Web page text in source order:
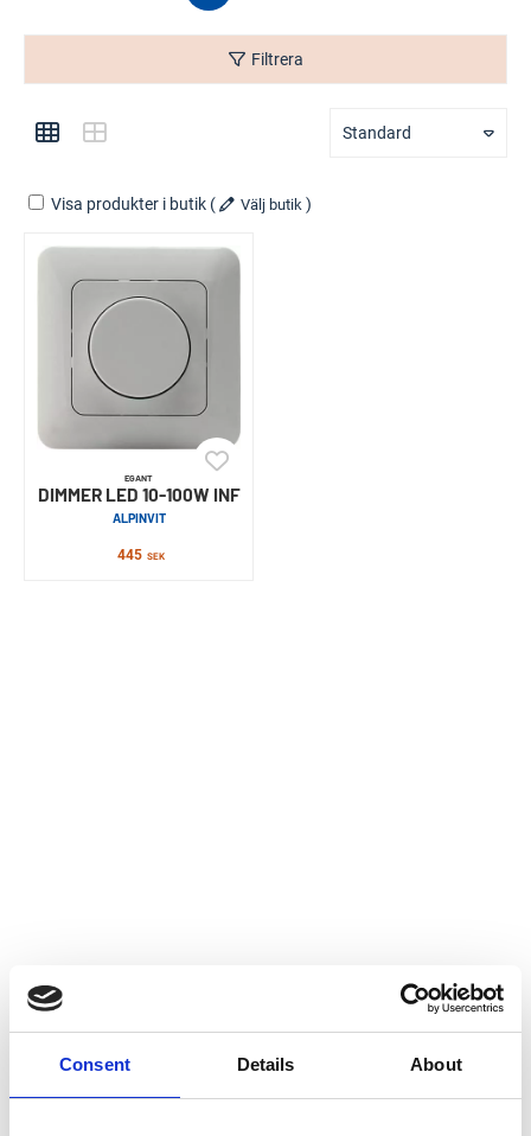
Consent Details About
Filtrera
Standard
Visa produkter i butik ( Välj butik )
EGANT
DIMMER LED 10-100W INF
ALPINVIT
445 SEK